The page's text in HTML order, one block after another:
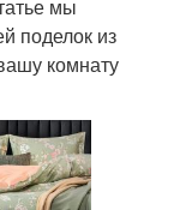
мы
поделок из
комнату